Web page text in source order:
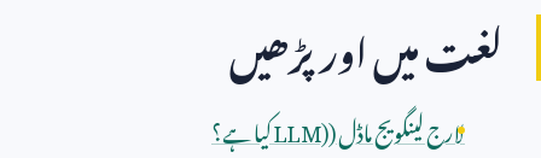
لغت میں اور پڑھیں
لارج لینگویج ماڈل (LLM)کیا ہے؟